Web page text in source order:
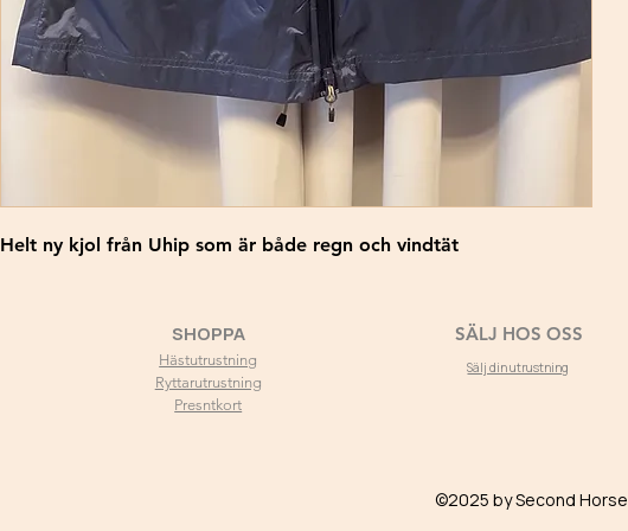
Helt ny kjol från Uhip som är både regn och vindtät
SHOPPA
Hästutrustning
Ryttarutrustning
Presntkort
SÄLJ HOS OSS
Sälj din utrustning
©2025 by Second Horse